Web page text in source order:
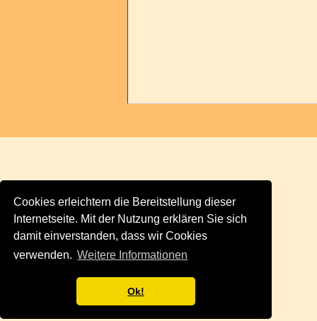
Cookies erleichtern die Bereitstellung dieser
Internetseite. Mit der Nutzung erklären Sie sich
damit einverstanden, dass wir Cookies
verwenden. Weitere Informationen
Ok!